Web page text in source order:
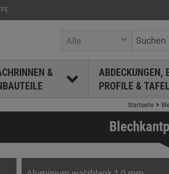
Alle
&
ABDECKUNGEN,
PROFILE &
Startseite